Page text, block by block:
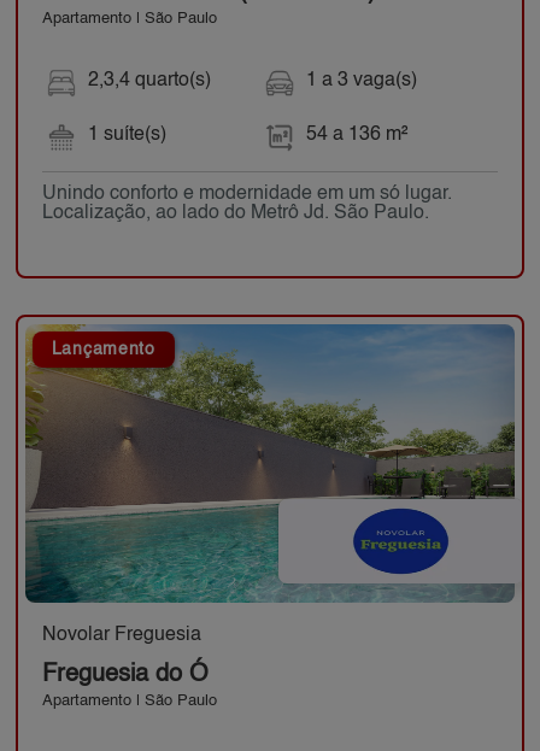
Apartamento | São Paulo
2,3,4 quarto(s)
1 suíte(s)
1 a 3 vaga(s)
54 a 136 m²
Unindo conforto e modernidade em um só lugar.
Localização, ao lado do Metrô Jd. São Paulo.
Lançamento
Novolar Freguesia
Freguesia do Ó
Apartamento | São Paulo